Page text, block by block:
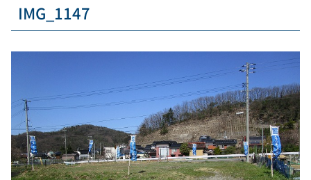
IMG_1147